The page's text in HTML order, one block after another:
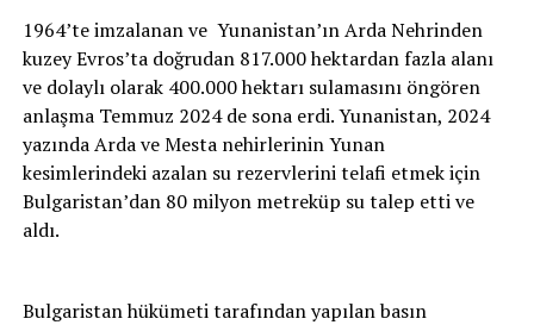
1964’te imzalanan ve Yunanistan’ın Arda Nehrinden
kuzey Evros’ta doğrudan 817.000 hektardan fazla alanı
ve dolaylı olarak 400.000 hektarı sulamasını öngören
anlaşma Temmuz 2024 de sona erdi. Yunanistan, 2024
yazında Arda ve Mesta nehirlerinin Yunan
kesimlerindeki azalan su rezervlerini telafi etmek için
Bulgaristan’dan 80 milyon metreküp su talep etti ve
aldı.
Bulgaristan hükümeti tarafından yapılan basın